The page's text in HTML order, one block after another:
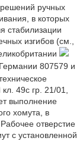
решений ручных
в которых
стабилизации
изгибов (см.,
807579 и
49с гр. 21/01,
выполнение
хомута, в
отверстие
с установленной